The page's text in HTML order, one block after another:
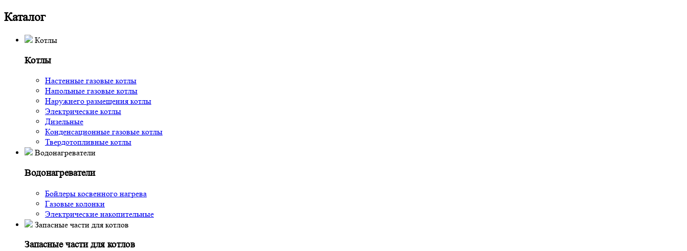
Каталог
Котлы
Котлы
Настенные газовые котлы
Напольные газовые котлы
Наружнего размещения котлы
Электрические котлы
Дизельные
Конденсационные газовые котлы
Твердотопливные котлы
Водонагреватели
Водонагреватели
Бойлеры косвенного нагрева
Газовые колонки
Электрические накопительные
Запасные части для котлов
Запасные части для котлов